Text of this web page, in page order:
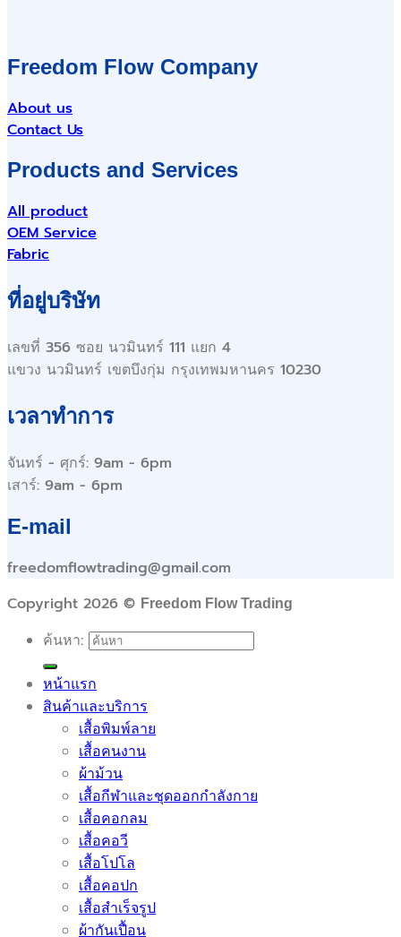
Freedom Flow Company
About us
Contact Us
Products and Services
All product
OEM Service
Fabric
ที่อยู่บริษัท
เลขที่ 356 ซอย นวมินทร์ 111 แยก 4
แขวง นวมินทร์ เขตบึงกุ่ม กรุงเทพมหานคร 10230
เวลาทำการ
จันทร์ - ศุกร์: 9am - 6pm
เสาร์: 9am - 6pm
E-mail
freedomflowtrading@gmail.com
Copyright 2026 © Freedom Flow Trading
ค้นหา:
หน้าแรก
สินค้าและบริการ
เสื้อพิมพ์ลาย
เสื้อคนงาน
ผ้าม้วน
เสื้อกีฬาและชุดออกกำลังกาย
เสื้อคอกลม
เสื้อคอวี
เสื้อโปโล
เสื้อคอปก
เสื้อสำเร็จรูป
ผ้ากันเปื้อน